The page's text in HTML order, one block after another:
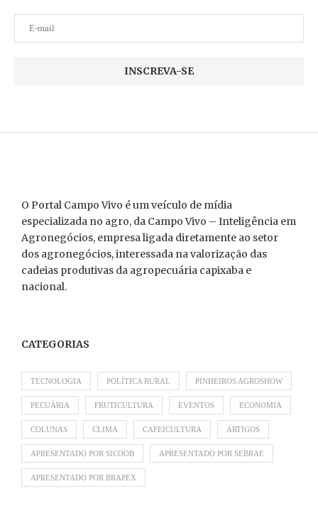
O Portal Campo Vivo é um veículo de mídia
especializada no agro, da Campo Vivo – Inteligência em
Agronegócios, empresa ligada diretamente ao setor
dos agronegócios, interessada na valorização das
cadeias produtivas da agropecuária capixaba e
nacional.
CATEGORIAS
TECNOLOGIA POLÍTICA RURAL PINHEIROS AGROSHOW
PECUÁRIA FRUTICULTURA EVENTOS ECONOMIA
COLUNAS CLIMA CAFEICULTURA ARTIGOS
APRESENTADO POR SICOOB APRESENTADO POR SEBRAE
APRESENTADO POR BRAPEX